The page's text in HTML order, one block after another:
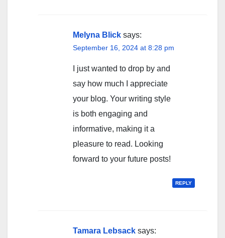
Melyna Blick says:
September 16, 2024 at 8:28 pm
I just wanted to drop by and
say how much I appreciate
your blog. Your writing style
is both engaging and
informative, making it a
pleasure to read. Looking
forward to your future posts!
REPLY
Tamara Lebsack says: